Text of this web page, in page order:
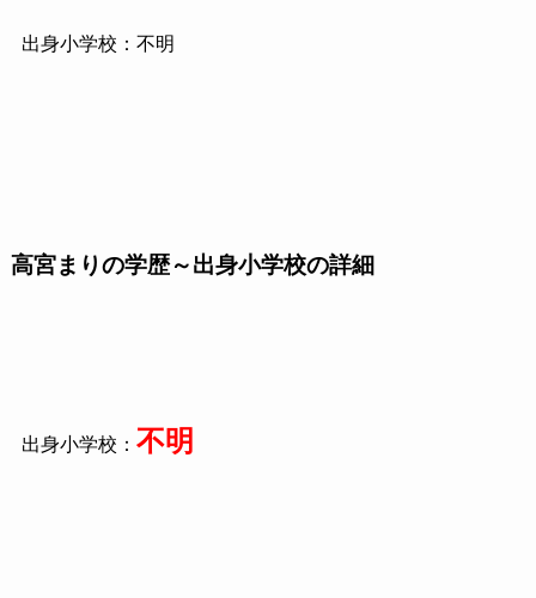
出身小学校：不明
高宮まりの学歴～出身小学校の詳細
出身小学校： 不明